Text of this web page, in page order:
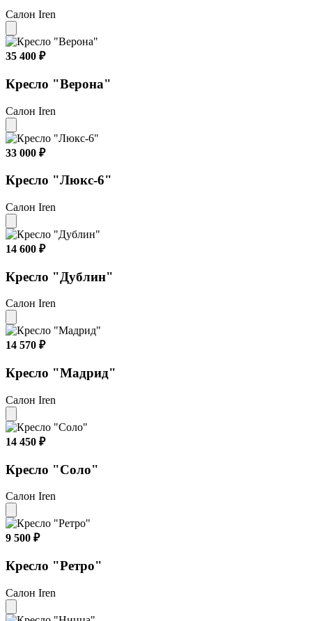
Салон Iren
35 400 ₽
Кресло "Верона"
Салон Iren
33 000 ₽
Кресло "Люкс-6"
Салон Iren
14 600 ₽
Кресло "Дублин"
Салон Iren
14 570 ₽
Кресло "Мадрид"
Салон Iren
14 450 ₽
Кресло "Соло"
Салон Iren
9 500 ₽
Кресло "Ретро"
Салон Iren